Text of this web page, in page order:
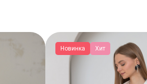
Новинка Хит